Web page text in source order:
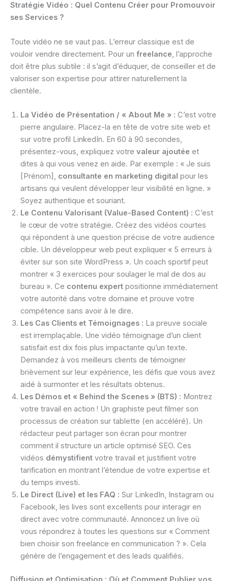
Stratégie Vidéo : Quel Contenu Créer pour Promouvoir
ses Services ?
Toute vidéo ne se vaut pas. L’erreur classique est de
vouloir vendre directement. Pour un freelance, l’approche
doit être plus subtile : il s’agit d’éduquer, de conseiller et de
valoriser son expertise pour attirer naturellement la
clientèle.
La Vidéo de Présentation / « About Me » : C’est votre
pierre angulaire. Placez-la en tête de votre site web et
sur votre profil LinkedIn. En 60 à 90 secondes,
présentez-vous, expliquez votre valeur ajoutée et
dites à qui vous venez en aide. Par exemple : « Je suis
[Prénom], consultante en marketing digital pour les
artisans qui veulent développer leur visibilité en ligne. »
Soyez authentique et souriant.
Le Contenu Valorisant (Value-Based Content) : C’est
le cœur de votre stratégie. Créez des vidéos courtes
qui répondent à une question précise de votre audience
cible. Un développeur web peut expliquer « 5 erreurs à
éviter sur son site WordPress ». Un coach sportif peut
montrer « 3 exercices pour soulager le mal de dos au
bureau ». Ce contenu expert positionne immédiatement
votre autorité dans votre domaine et prouve votre
compétence sans avoir à le dire.
Les Cas Clients et Témoignages : La preuve sociale
est irremplaçable. Une vidéo témoignage d’un client
satisfait est dix fois plus impactante qu’un texte.
Demandez à vos meilleurs clients de témoigner
brièvement sur leur expérience, les défis que vous avez
aidé à surmonter et les résultats obtenus.
Les Démos et « Behind the Scenes » (BTS) : Montrez
votre travail en action ! Un graphiste peut filmer son
processus de création sur tablette (en accéléré). Un
rédacteur peut partager son écran pour montrer
comment il structure un article optimisé SEO. Ces
vidéos démystifient votre travail et justifient votre
tarification en montrant l’étendue de votre expertise et
du temps investi.
Le Direct (Live) et les FAQ : Sur LinkedIn, Instagram ou
Facebook, les lives sont excellents pour interagir en
direct avec votre communauté. Annoncez un live où
vous répondrez à toutes les questions sur « Comment
bien choisir son freelance en communication ? ». Cela
génère de l’engagement et des leads qualifiés.